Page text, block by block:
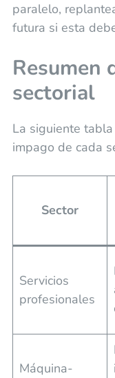
paralelo,
futura si esta
Resumen
sectorial
La siguiente
impago de cada
Sector
Servicios
profesionales
Máquina-